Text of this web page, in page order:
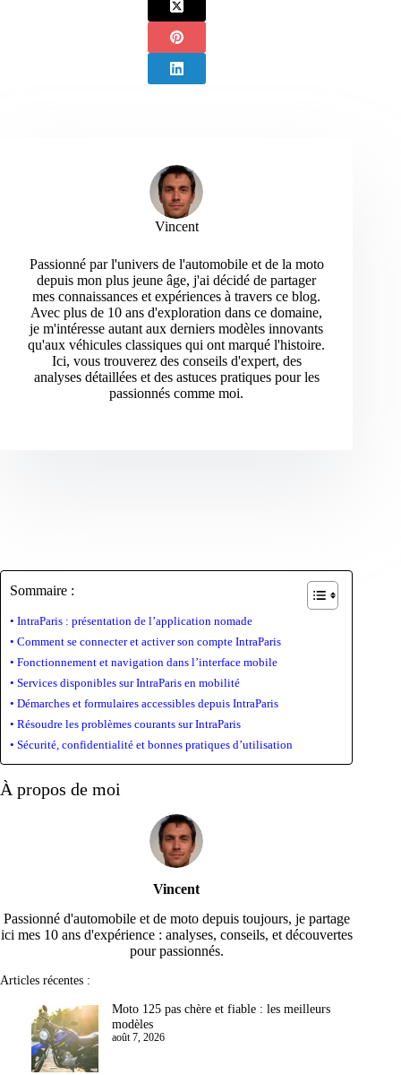
Vincent
Passionné par l'univers de l'automobile et de la moto
depuis mon plus jeune âge, j'ai décidé de partager
mes connaissances et expériences à travers ce blog.
Avec plus de 10 ans d'exploration dans ce domaine,
je m'intéresse autant aux derniers modèles innovants
qu'aux véhicules classiques qui ont marqué l'histoire.
Ici, vous trouverez des conseils d'expert, des
analyses détaillées et des astuces pratiques pour les
passionnés comme moi.
Sommaire :
IntraParis : présentation de l’application nomade
Comment se connecter et activer son compte IntraParis
Fonctionnement et navigation dans l’interface mobile
Services disponibles sur IntraParis en mobilité
Démarches et formulaires accessibles depuis IntraParis
Résoudre les problèmes courants sur IntraParis
Sécurité, confidentialité et bonnes pratiques d’utilisation
À propos de moi
Vincent
Passionné d'automobile et de moto depuis toujours, je partage
ici mes 10 ans d'expérience : analyses, conseils, et découvertes
pour passionnés.
Articles récentes :
Moto 125 pas chère et fiable : les meilleurs
modèles
août 7, 2026